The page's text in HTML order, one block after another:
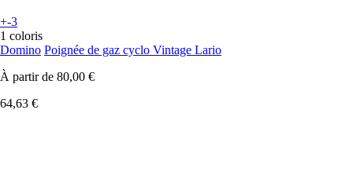
+-3
1 coloris
Domino Poignée de gaz cyclo Vintage Lario
À partir de 80,00 €
64,63 €